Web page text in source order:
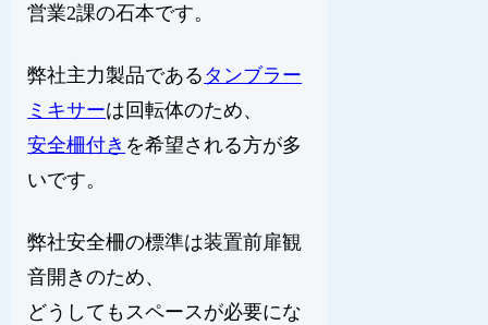
営業2課の石本です。
弊社主力製品である タンブラー
ミキサーは回転体のため、
安全柵付き を希望される方が多
いです。
弊社安全柵の標準は装置前扉観
音開きのため、
どうしてもスペースが必要にな